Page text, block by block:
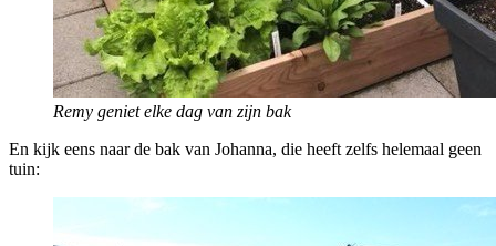
Remy geniet elke dag van zijn bak
En kijk eens naar de bak van Johanna, die heeft zelfs helemaal geen
tuin: